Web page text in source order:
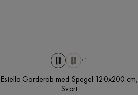
+1
Estella Garderob med Spegel 120x200 cm,
Svart